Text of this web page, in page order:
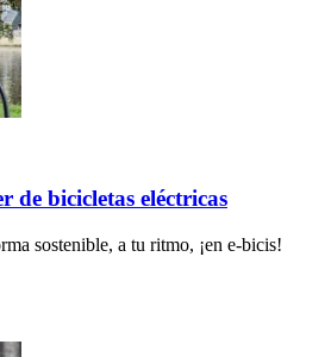
de bicicletas eléctricas
sostenible, a tu ritmo, ¡en e-bicis!